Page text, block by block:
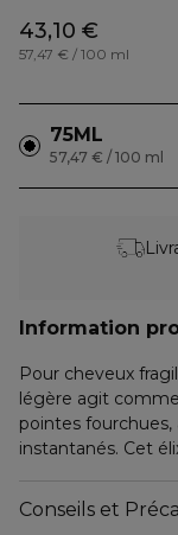
43,10 €
57,47 € / 100 ml
75ML
57,47 € / 100 ml
Information
Pour cheveux
légère agit
pointes
instantanés. Cet
et cassantes en
fini lisse et brillant.
Conseils et